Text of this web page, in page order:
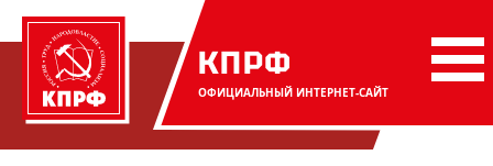
КПРФ
ОФИЦИАЛЬНЫЙ ИНТЕРНЕТ-САЙТ